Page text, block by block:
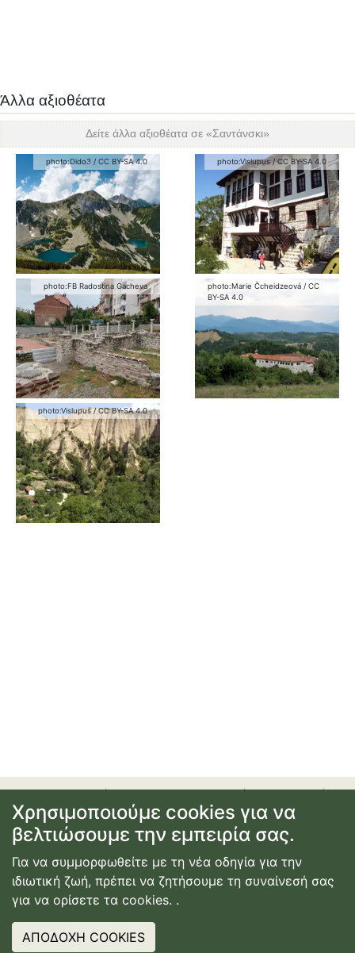
Άλλα αξιοθέατα
Δείτε άλλα αξιοθέατα σε «Σαντάνσκι»
photo:Dido3 / CC BY-SA 4.0 photo:Vislupus /CC BY-SA 4.0
photo:FB Radostina Gacheva photo:Marie Čcheidzeová / CC
BY-SA 4.0
photo:Vislupus /CC BY-SA 4.0
ενοικίαση αυτοκινήτου|ακτοπλοϊκά εισιτήρια|εγγραφή
ή σύνδεση| επικοινωνία | όροι χρήσης|πολιτική
απορρήτου
© Copyright2026 Κατασκευή Ιστοσελίδας
Webdimension
Χρησιμοποιούμε cookies για να
βελτιώσουμε την εμπειρία σας.
Για να συμμορφωθείτε με τη νέα οδηγία για την
ιδιωτική ζωή, πρέπει να ζητήσουμε τη συναίνεσή σας
για να ορίσετε τα cookies. .
ΑΠΟΔΟΧΗ COOKIES